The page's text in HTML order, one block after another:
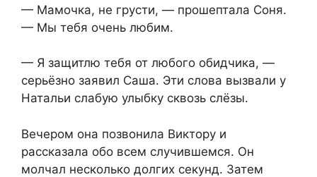
— Мамочка, не грусти, — прошептала Соня.
— Мы тебя очень любим.
— Я защитлю тебя от любого обидчика, —
серьёзно заявил Саша. Эти слова вызвали у
Натальи слабую улыбку сквозь слёзы.
Вечером она позвонила Виктору и
рассказала обо всем случившемся. Он
молчал несколько долгих секунд. Затем